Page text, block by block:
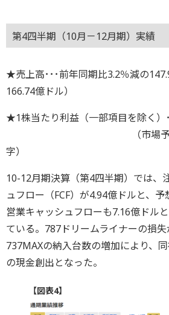
第4四半期（10月－12月期）実績
★売上高･･･前年同期比3.2％減の
166.74億ドル）
★1株当たり利益（一部項目を除く）
（市場予想は
字）
10-12月期決算（第4四半期）では、
ュフロー（FCF）が4.94億ドルと、予
営業キャッシュフローも7.16億ドル
ている。787ドリームライナーの損失
737MAXの納入台数の増加により、
の現金創出となった。
【図表4】